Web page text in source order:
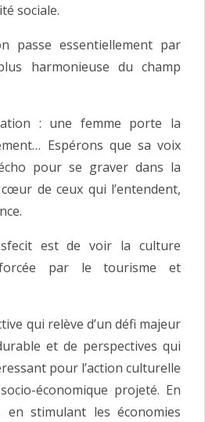
sociale.
passe essentiellement par
harmonieuse du champ
: une femme porte la
Espérons que sa voix
pour se graver dans la
de ceux qui l’entendent,
est de voir la culture
par le tourisme et
qui relève d’un défi majeur
et de perspectives qui
pour l’action culturelle
économique projeté. En
en stimulant les économies